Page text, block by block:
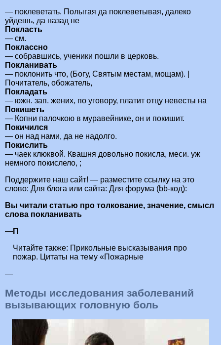
— поклеветать. Полыгая да поклеветывая, далеко
уйдешь, да назад не
Покласть
— см.
Поклассно
— собравшись, ученики пошли в церковь.
Покланивать
— поклонить что, (Богу, Святым местам, мощам). |
Почитатель, обожатель,
Покладать
— южн. зап. жених, по уговору, платит отцу невесты на
Покишеть
— Копни палочкою в муравейнике, он и покишит.
Покичился
— он над нами, да не надолго.
Покислить
— чаек клюквой. Квашня довольно покисла, меси. уж
немного покислело, ;
Поддержите наш сайт! — разместите ссылку на это
слово: Для блога или сайта: Для форума (bb-код):
Вы читали статью про толкование, значение, смысл
слова покланивать
—П
Читайте также: Прикольные высказывания про
пожар. Цитаты на тему «Пожарные
—
Методы исследования заболеваний
вызывающих головную боль